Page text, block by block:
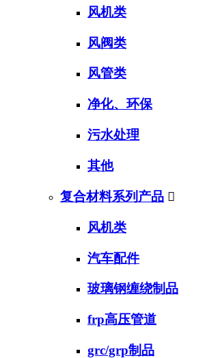
风机类
风阀类
风管类
净化、环保
污水处理
其他
复合材料系列产品 
风机类
汽车配件
玻璃钢缠绕制品
frp高压管道
grc/grp制品